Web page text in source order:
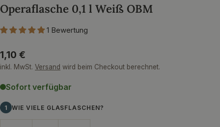
Operaflasche 0,1 l Weiß OBM
1 Bewertung
Regulärer
Preis
1,10 €
inkl. MwSt. Versand wird beim Checkout berechnet.
Sofort verfügbar
1 WIE VIELE GLASFLASCHEN?